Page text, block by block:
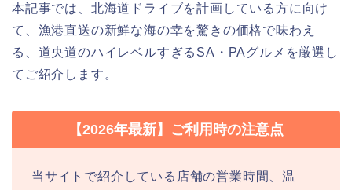
本記事では、北海道ドライブを計画している方に向け
て、漁港直送の新鮮な海の幸を驚きの価格で味わえ
る、道央道のハイレベルすぎるSA・PAグルメを厳選し
てご紹介します。
【2026年最新】ご利用時の注意点
当サイトで紹介している店舗の営業時間、温